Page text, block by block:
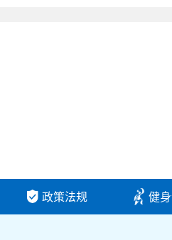
政策法规 健